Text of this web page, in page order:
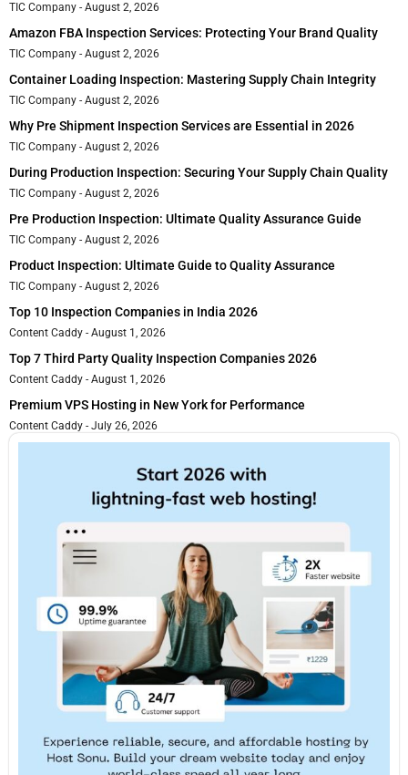
TIC Company August 2, 2026
Amazon FBA Inspection Services: Protecting Your Brand Quality
TIC Company August 2, 2026
Container Loading Inspection: Mastering Supply Chain Integrity
TIC Company August 2, 2026
Why Pre Shipment Inspection Services are Essential in 2026
TIC Company August 2, 2026
During Production Inspection: Securing Your Supply Chain Quality
TIC Company August 2, 2026
Pre Production Inspection: Ultimate Quality Assurance Guide
TIC Company August 2, 2026
Product Inspection: Ultimate Guide to Quality Assurance
TIC Company August 2, 2026
Top 10 Inspection Companies in India 2026
Content Caddy August 1, 2026
Top 7 Third Party Quality Inspection Companies 2026
Content Caddy August 1, 2026
Premium VPS Hosting in New York for Performance
Content Caddy July 26, 2026